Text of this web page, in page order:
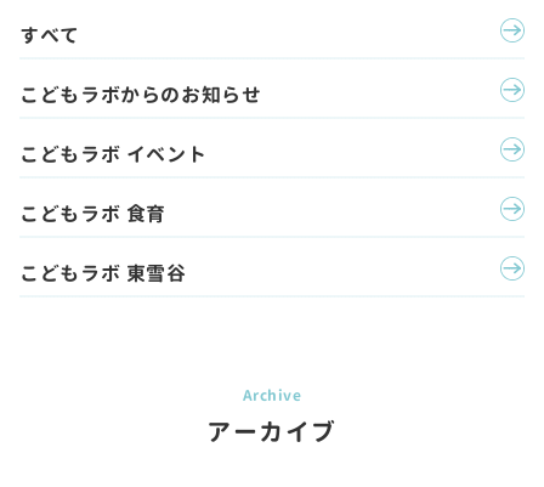
すべて
こどもラボからのお知らせ
こどもラボ イベント
こどもラボ 食育
こどもラボ 東雪谷
アーカイブ